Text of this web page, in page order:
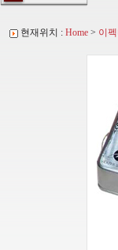
현재위치 : Home > 이